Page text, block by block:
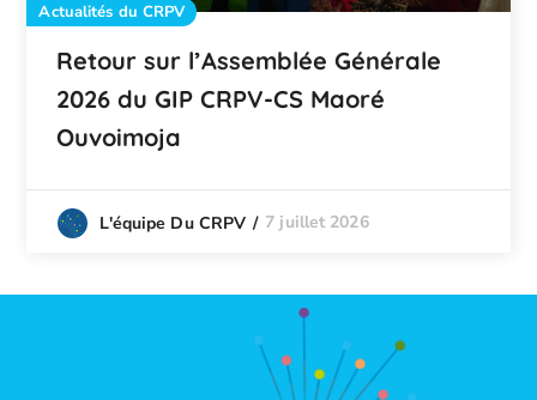
Actualités du CRPV
Retour sur l’Assemblée Générale
2026 du GIP CRPV-CS Maoré
Ouvoimoja
L'équipe Du CRPV 7 juillet 2026